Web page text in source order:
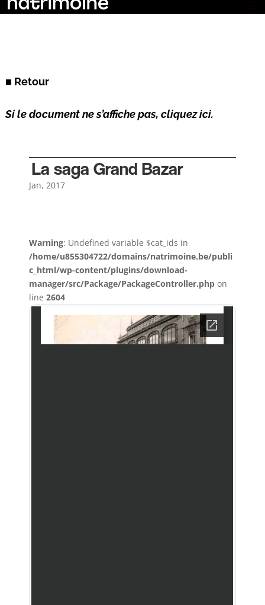
■ Retour
Si le document ne s’affiche pas, cliquez ici.
La saga Grand Bazar
Jan, 2017
Warning: Undefined variable $cat_ids in
/home/u855304722/domains/natrimoine.be/publi
c_html/wp-content/plugins/download-
manager/src/Package/PackageController.php on
line2604